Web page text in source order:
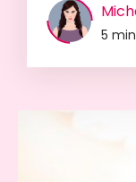
5